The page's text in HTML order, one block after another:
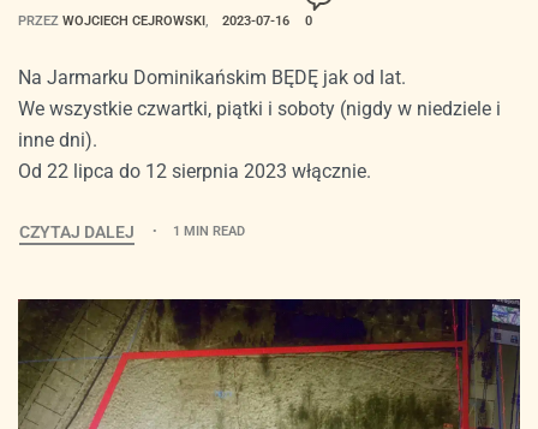
PRZEZ WOJCIECH CEJROWSKI 2023-07-16 0
Na Jarmarku Dominikańskim BĘDĘ jak od lat.
We wszystkie czwartki, piątki i soboty (nigdy w niedziele i
inne dni).
Od 22 lipca do 12 sierpnia 2023 włącznie.
CZYTAJ DALEJ 1 MIN READ